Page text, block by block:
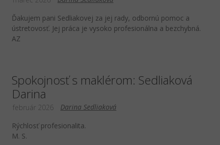
Ďakujem pani Sedliakovej za jej rady, odbornú pomoc a
ústretovosť. Jej práca je vysoko profesionálna a bezchybná.
AZ
Spokojnosť s maklérom: Sedliaková
Darina
Darina Sedliaková
február 2026
Rýchlosť profesionalita.
M. S.